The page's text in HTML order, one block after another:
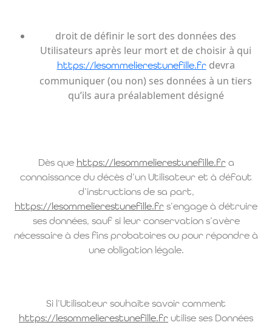
droit de définir le sort des données des
Utilisateurs après leur mort et de choisir à qui
https://lesommelierestunefille.frdevra
communiquer (ou non) ses données à un tiers
qu’ils aura préalablement désigné
Dès que https://lesommelierestunefille.fra
connaissance du décès d’un Utilisateur et à défaut
d’instructions de sa part,
https://lesommelierestunefille.fr s’engage à détruire
ses données, sauf si leur conservation s’avère
nécessaire à des fins probatoires ou pour répondre à
une obligation légale.
Si l’Utilisateur souhaite savoir comment
https://lesommelierestunefille.fr utilise ses Données